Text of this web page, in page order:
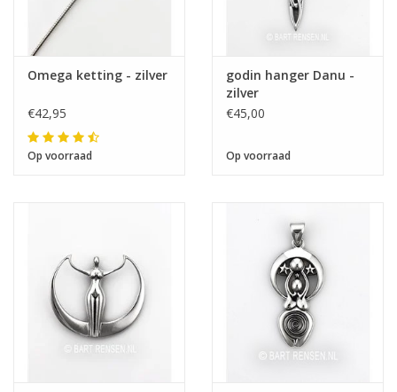
Omega ketting - zilver
€42,95
Op voorraad
godin hanger Danu -
zilver
€45,00
Op voorraad